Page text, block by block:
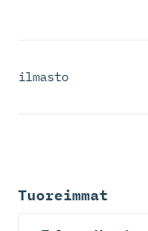
ilmasto
Tuoreimmat